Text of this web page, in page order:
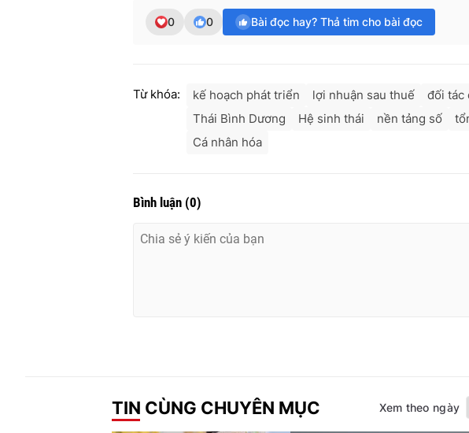
0 0 Bài đọc hay? Thả tim cho bài đọc
Từ khóa: kế hoạch phát triển lợi nhuận sau thuế đối tác
Thái Bình Dương
Hệ sinh thái nền tảng số
Cá nhân hóa
Bình luận (0)
TIN CÙNG CHUYÊN MỤC Xem theo ngày